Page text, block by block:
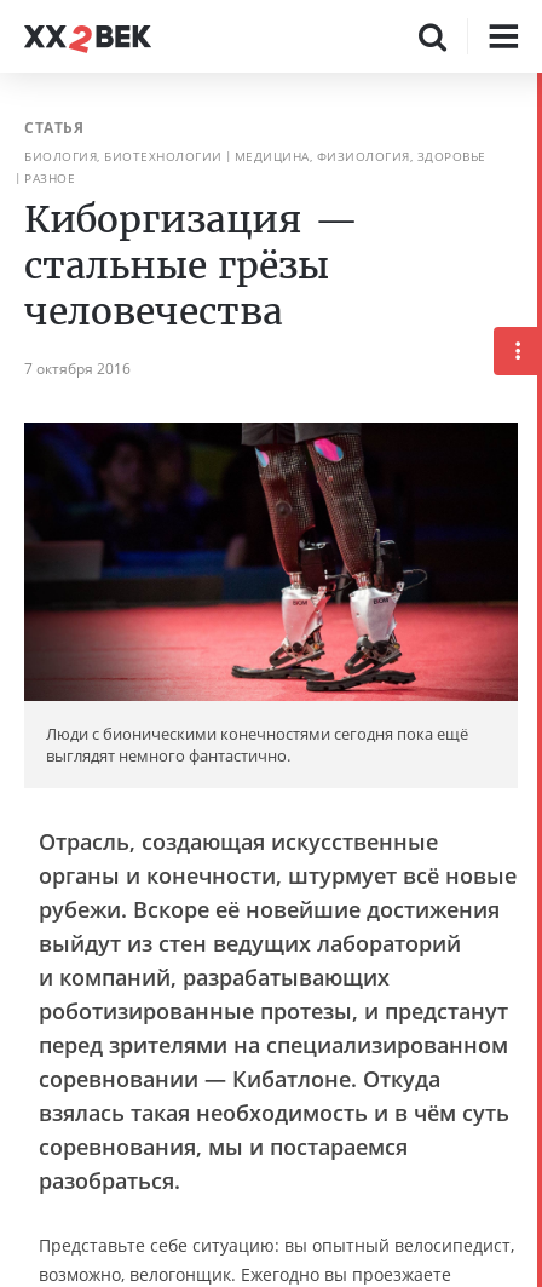
СТАТЬЯ
БИОЛОГИЯ, БИОТЕХНОЛОГИИ
МЕДИЦИНА, ФИЗИОЛОГИЯ, ЗДОРОВЬЕ
РАЗНОЕ
Киборгизация —
стальные грёзы
человечества
7 октября 2016
Люди с бионическими конечностями сегодня пока ещё
выглядят немного фантастично.
Отрасль, создающая искусственные
органы и конечности, штурмует всё новые
рубежи. Вскоре её новейшие достижения
выйдут из стен ведущих лабораторий
и компаний, разрабатывающих
роботизированные протезы, и предстанут
перед зрителями на специализированном
соревновании — Кибатлоне. Откуда
взялась такая необходимость и в чём суть
соревнования, мы и постараемся
разобраться.
Представьте себе ситуацию: вы опытный велосипедист,
возможно, велогонщик. Ежегодно вы проезжаете